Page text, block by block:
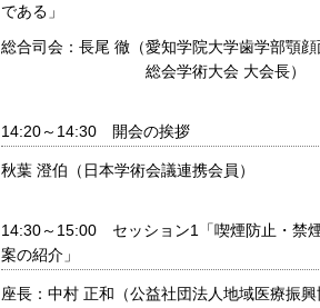
である」
総合司会：長尾 徹（愛知学院大学歯学部顎
総会学術大会 大会長）
14:20～14:30 開会の挨拶
秋葉 澄伯（日本学術会議連携会員）
14:30～15:00 セッション1「喫煙防止・禁
案の紹介」
座長： 中村 正和（公益社団法人地域医療振